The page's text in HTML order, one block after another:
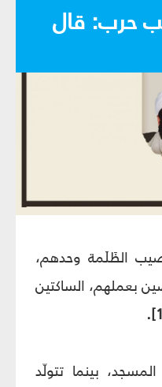
حرب: قال
الظَلَمة وحدهم،
بعملهم، الساكتين
بينما تتولّد